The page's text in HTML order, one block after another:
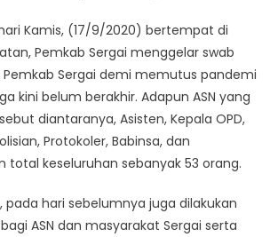
Kamis, (17/9/2020) bertempat di
Pemkab Sergai menggelar swab
Sergai demi memutus pandemi
kini belum berakhir. Adapun ASN yang
diantaranya, Asisten, Kepala OPD,
Protokoler, Babinsa, dan
total keseluruhan sebanyak 53 orang.
pada hari sebelumnya juga dilakukan
ASN dan masyarakat Sergai serta